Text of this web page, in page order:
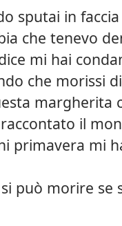
sputai in
che tenevo
mi hai
che morissi
margherita
il
primavera mi
può morire se